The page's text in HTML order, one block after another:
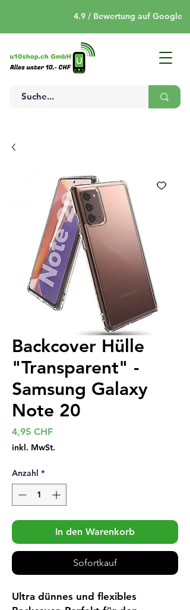
4.9 / Bewertung auf Google
Backcover Hülle
"Transparent" -
Samsung Galaxy
Note 20
4,95 CHFPreis
inkl. MwSt.
Anzahl *
In den Warenkorb
Sofortkauf
Ultra dünnes und flexibles